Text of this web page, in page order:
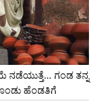
ನಡೆಯುತ್ತೆ… ಗಂಡ ತನ್ನ
ಹೆಂಡತಿಗೆ